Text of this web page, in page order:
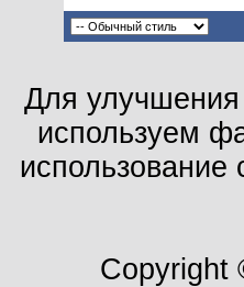
Для улучшения
используем
Copyright